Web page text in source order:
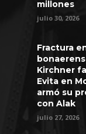
millones
julio 30, 2026
Fractura
Kirchner
Evita en
armó su
con Alak
julio 27, 2026